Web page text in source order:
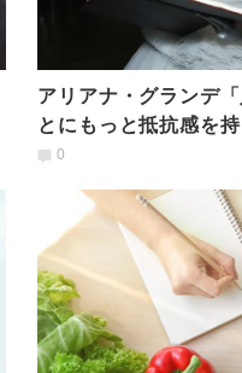
アリアナ・グランデ
とにもっと抵抗感を
社会にもたらす可能性
0